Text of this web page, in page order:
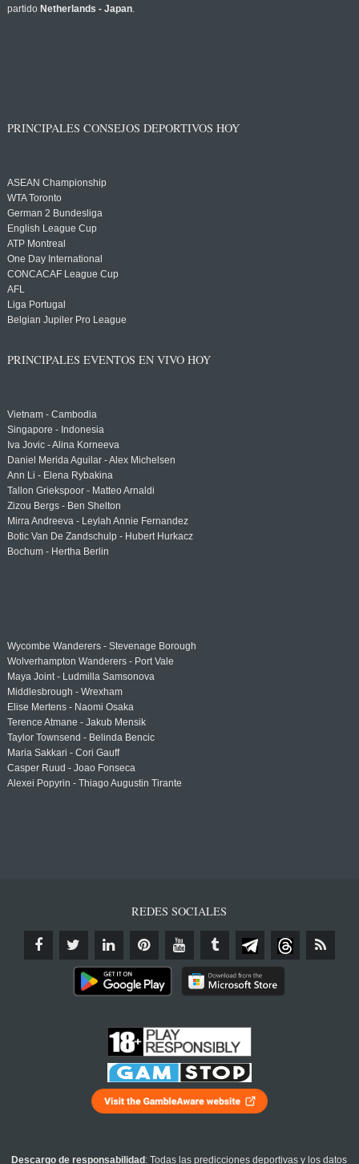
partido Netherlands - Japan.
PRINCIPALES CONSEJOS DEPORTIVOS HOY
ASEAN Championship
WTA Toronto
German 2 Bundesliga
English League Cup
ATP Montreal
One Day International
CONCACAF League Cup
AFL
Liga Portugal
Belgian Jupiler Pro League
PRINCIPALES EVENTOS EN VIVO HOY
Vietnam - Cambodia
Singapore - Indonesia
Iva Jovic - Alina Korneeva
Daniel Merida Aguilar - Alex Michelsen
Ann Li - Elena Rybakina
Tallon Griekspoor - Matteo Arnaldi
Zizou Bergs - Ben Shelton
Mirra Andreeva - Leylah Annie Fernandez
Botic Van De Zandschulp - Hubert Hurkacz
Bochum - Hertha Berlin
Wycombe Wanderers - Stevenage Borough
Wolverhampton Wanderers - Port Vale
Maya Joint - Ludmilla Samsonova
Middlesbrough - Wrexham
Elise Mertens - Naomi Osaka
Terence Atmane - Jakub Mensik
Taylor Townsend - Belinda Bencic
Maria Sakkari - Cori Gauff
Casper Ruud - Joao Fonseca
Alexei Popyrin - Thiago Augustin Tirante
REDES SOCIALES
Descargo de responsabilidad : Todas las predicciones deportivas y los datos